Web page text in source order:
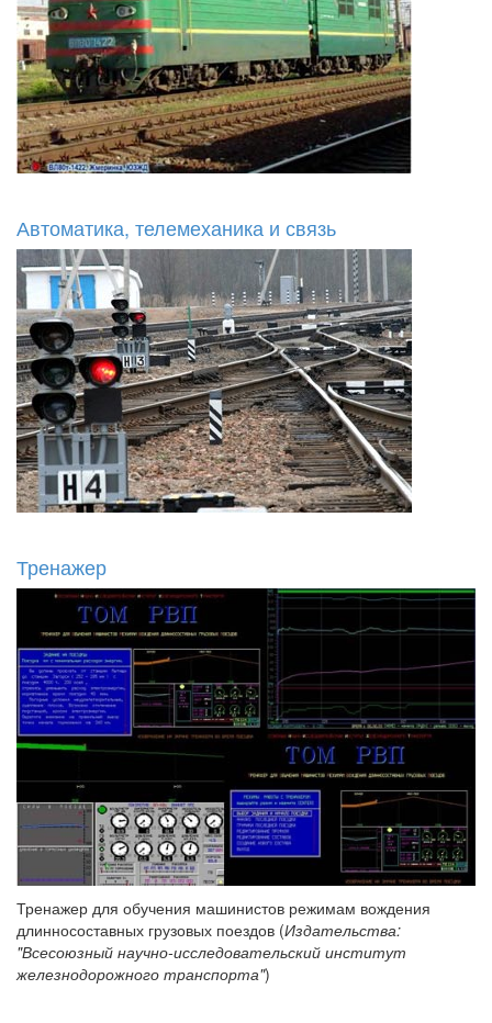
Автоматика, телемеханика и связь
Тренажер
Тренажер для обучения машинистов режимам вождения
длинносоставных грузовых поездов (Издательства:
"Всесоюзный научно-исследовательский институт
железнодорожного транспорта")